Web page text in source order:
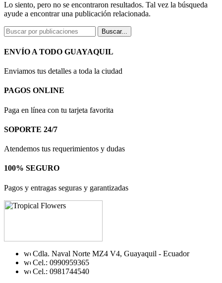
Lo siento, pero no se encontraron resultados. Tal vez la búsqueda
ayude a encontrar una publicación relacionada.
Buscar...
ENVÍO A TODO GUAYAQUIL
Enviamos tus detalles a toda la ciudad
PAGOS ONLINE
Paga en línea con tu tarjeta favorita
SOPORTE 24/7
Atendemos tus requerimientos y dudas
100% SEGURO
Pagos y entragas seguras y garantizadas
Cdla. Naval Norte MZ4 V4, Guayaquil - Ecuador
Cel.: 0990959365
Cel.: 0981744540